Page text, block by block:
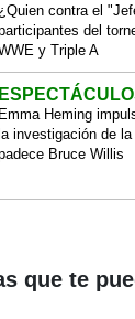
¿Quien contra el
del
y Triple A
Emma Heming
la investigación de
Bruce Willis
que te